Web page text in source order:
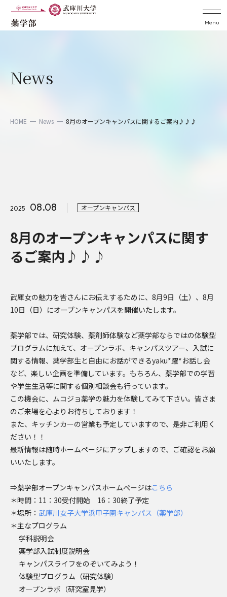
Menu
News
HOME News 8月のオープンキャンパスに関するご案内♪♪♪
2025 08.08 オープンキャンパス
8月のオープンキャンパスに関す
るご案内♪♪♪
武庫女の魅力を皆さんにお伝えするために、8月9日（土）、8月
10日（日）にオープンキャンパスを開催いたします。
薬学部では、研究体験、薬剤師体験など薬学部ならではの体験型
プログラムに加えて、オープンラボ、キャンパスツアー、入試に
関する情報、薬学部生と自由にお話ができるyaku*躍*お話し会
など、楽しい企画を準備しています。もちろん、薬学部での学習
や学生生活等に関する個別相談会も行っています。
この機会に、ムコジョ薬学の魅力を体験してみて下さい。皆さま
のご来場を心よりお待ちしております！
また、キッチンカーの営業も予定していますので、是非ご利用く
ださい！！
最新情報は随時ホームページにアップしますので、ご確認をお願
いいたします。
⇒薬学部オープンキャンパスホームぺージはこちら
＊時間：11：30受付開始 16：30終了予定
＊場所： 武庫川女子大学浜甲子園キャンパス（薬学部）
＊主なプログラム
学科説明会
薬学部入試制度説明会
キャンパスライフをのぞいてみよう！
体験型プログラム（研究体験）
オープンラボ（研究室見学）